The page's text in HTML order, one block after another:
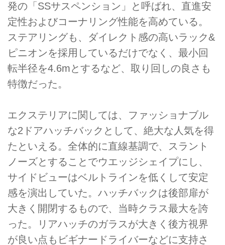
発の「SSサスペンション」と呼ばれ、直進安
定性およびコーナリング性能を高めている。
ステアリングも、ダイレクト感の高いラック&
ピニオンを採用しているだけでなく、最小回
転半径を4.6mとするなど、取り回しの良さも
特徴だった。
エクステリアに関しては、ファッショナブル
な2ドアハッチバックとして、絶大な人気を得
たといえる。全体的に直線基調で、スラント
ノーズとすることでウエッジシェイプにし、
サイドビューはベルトラインを低くして安定
感を演出していた。ハッチバックは後部扉が
大きく開閉するもので、当時クラス最大を誇
った。リアハッチのガラスが大きく後方視界
が良い点もビギナードライバーなどに支持さ